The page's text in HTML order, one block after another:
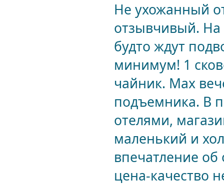
Не ухожанный
отзывчивый. На
будто ждут
минимум! 1
чайник. Мах
подъемника. В
отелями,
маленький и
впечатление
цена-качество